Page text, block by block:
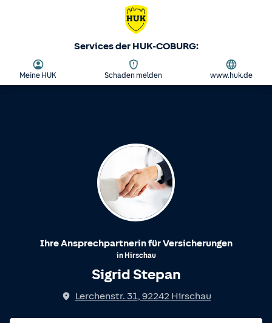
Services der HUK-COBURG:
Meine HUK Schaden melden www.huk.de
Ihre Ansprechpartnerin für Versicherungen
in Hirschau
Sigrid Stepan
Lerchenstr. 31, 92242 Hirschau